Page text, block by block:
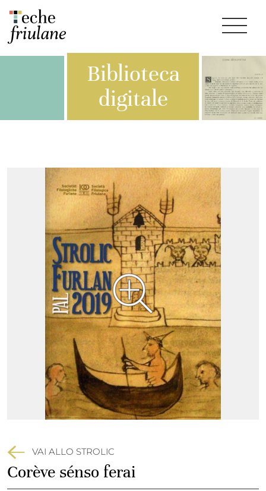
Biblioteca
digitale
VAI ALLO STROLIC
Corève sénso ferai